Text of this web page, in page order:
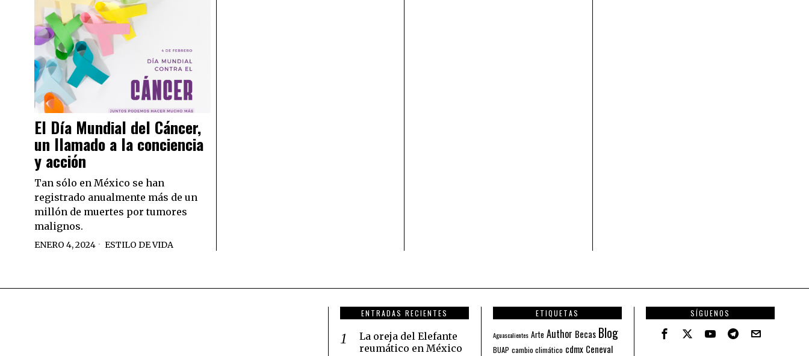
El Día Mundial del Cáncer,
un llamado a la conciencia
y acción
Tan sólo en México se han
registrado anualmente más de un
millón de muertes por tumores
malignos.
ENERO 4, 2024 ESTILO DE VIDA
ENTRADAS RECIENTES
La oreja del Elefante
reumático en México
ETIQUETAS
Aguascalientes Arte Author Becas Blog
BUAP cambio climático cdmx Ceneval
SÍGUENOS